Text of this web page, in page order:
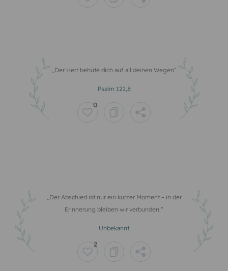
Der Herr behüte dich auf all deinen Wegen
Psalm 121,8
0
Der Abschied ist nur ein kurzer Moment – in der
Erinnerung bleiben wir verbunden.
Unbekannt
2